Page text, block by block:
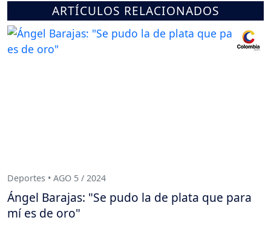
ARTÍCULOS RELACIONADOS
Deportes • AGO 5 / 2024
Ángel Barajas: "Se pudo la de plata que para
mí es de oro"